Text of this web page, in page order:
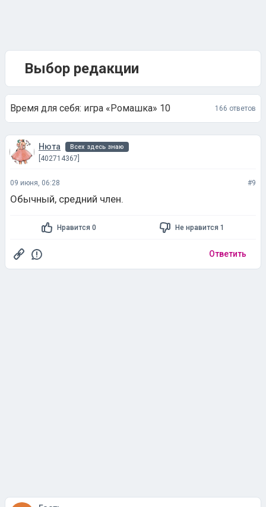
Выбор редакции
Время для себя: игра «Ромашка» 10 166 ответов
Нюта Всех здесь знаю
[402714367]
09 июня, 06:28 #9
Обычный, средний член.
Нравится 0 Не нравится 1
Ответить